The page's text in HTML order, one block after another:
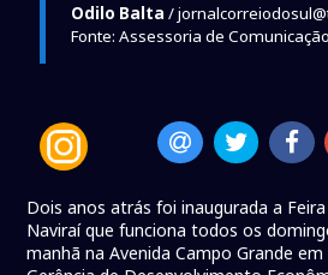
Odilo Balta /
Fonte: Assessoria de Comunicação
Dois anos atrás foi inaugurada a
Naviraí que funciona todos os
manhã na Avenida Campo Grande